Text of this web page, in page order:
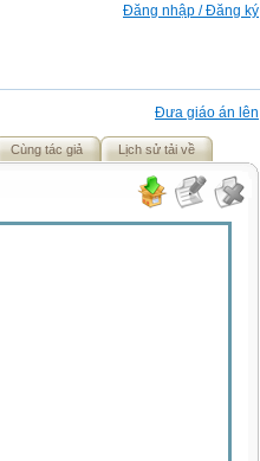
Đăng nhập / Đăng ký
Đưa giáo án lên
Cùng tác giả Lịch sử tải về